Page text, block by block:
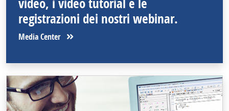
registrazioni dei nostri webinar.
Media Center